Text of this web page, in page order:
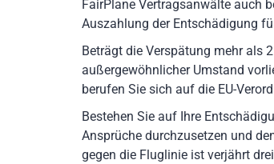
FairPlane Vertragsanwälte auch
Auszahlung der Entschädigung
Beträgt die Verspätung mehr als
außergewöhnlicher Umstand
berufen Sie sich auf die EU-
Bestehen Sie auf Ihre
Ansprüche durchzusetzen und
gegen die Fluglinie ist verjährt